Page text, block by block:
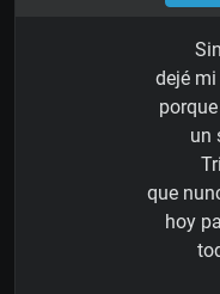
dejé
un
que
hoy